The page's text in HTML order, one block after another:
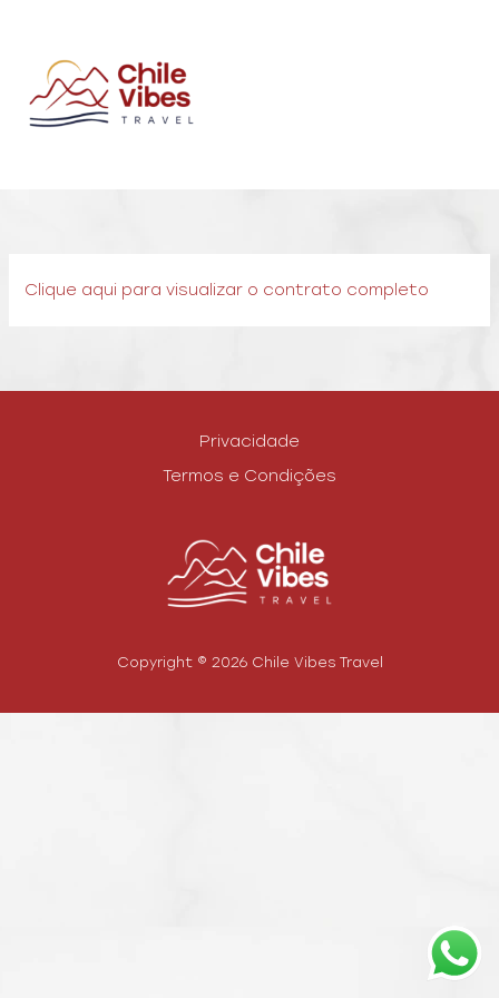
contenido
Clique aqui para visualizar o contrato completo
Privacidade
Termos e Condições
Copyright © 2026 Chile Vibes Travel